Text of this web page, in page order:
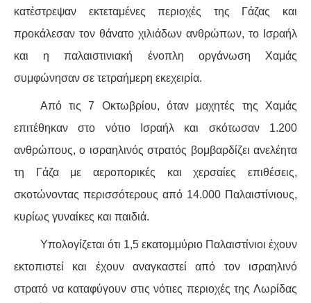
ΛΑΤΙΝΙΚΉ ΑΜΕΡΙΚΉ
ΑΣΊΑ / ΩΚΕΑΝΊΑ
ΑΦΡΙΚΉ
ΕΡΓΑΤΙΚΌ ΚΊΝΗΜΑ
ΚΙΝΗΤΟΠΟΙΉΣΕΙΣ
ΕΙΔΉΣΕΙΣ
ΑΝΑΚΟΙΝΏΣΕΙΣ
ΑΝΑΛΎΣΕΙΣ
ΚΙΝΉΜΑΤΑ
κατέστρεψαν εκτεταμένες περιοχές της Γάζας και
προκάλεσαν τον θάνατο χιλιάδων ανθρώπων, το Ισραήλ
και η παλαιστινιακή ένοπλη οργάνωση Χαμάς
συμφώνησαν σε τετραήμερη εκεχειρία.
Από τις 7 Οκτωβρίου, όταν μαχητές της Χαμάς
επιτέθηκαν στο νότιο Ισραήλ και σκότωσαν 1.200
ανθρώπους, ο ισραηλινός στρατός βομβαρδίζει ανελέητα
τη Γάζα με αεροπορικές και χερσαίες επιθέσεις,
σκοτώνοντας περισσότερους από 14.000 Παλαιστίνιους,
κυρίως γυναίκες και παιδιά.
Υπολογίζεται ότι 1,5 εκατομμύριο Παλαιστίνιοι έχουν
εκτοπιστεί και έχουν αναγκαστεί από τον ισραηλινό
στρατό να καταφύγουν στις νότιες περιοχές της Λωρίδας